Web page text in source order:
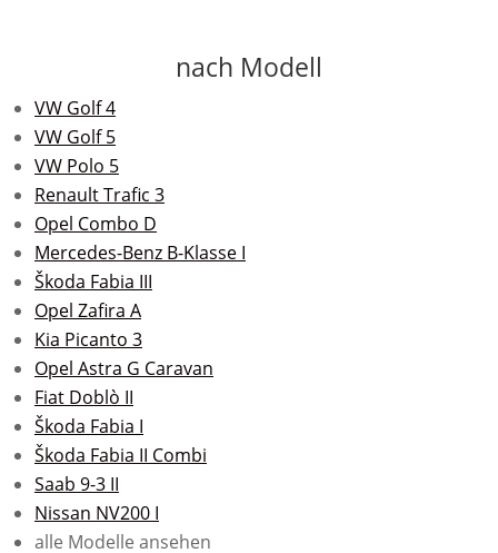
nach Modell
VW Golf 4
VW Golf 5
VW Polo 5
Renault Trafic 3
Opel Combo D
Mercedes-Benz B-Klasse I
Škoda Fabia III
Opel Zafira A
Kia Picanto 3
Opel Astra G Caravan
Fiat Doblò II
Škoda Fabia I
Škoda Fabia II Combi
Saab 9-3 II
Nissan NV200 I
alle Modelle ansehen